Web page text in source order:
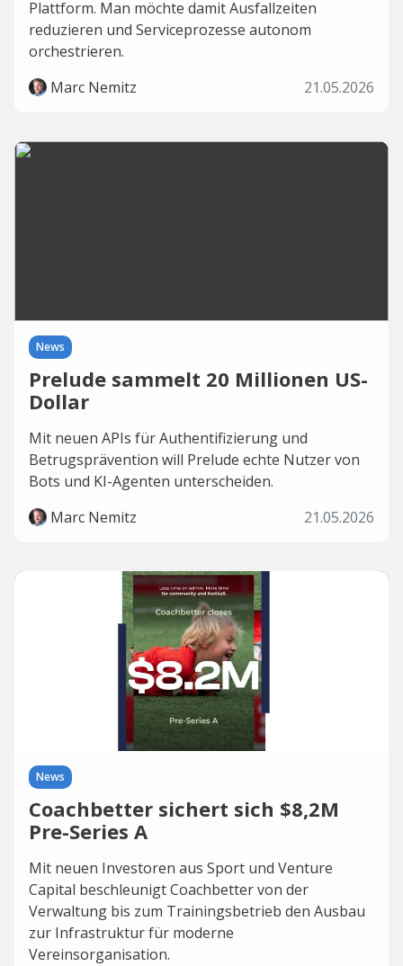
Plattform. Man möchte damit Ausfallzeiten
reduzieren und Serviceprozesse autonom
orchestrieren.
Marc Nemitz
21.05.2026
News
Prelude sammelt 20 Millionen US-
Dollar
Mit neuen APIs für Authentifizierung und
Betrugsprävention will Prelude echte Nutzer von
Bots und KI-Agenten unterscheiden.
Marc Nemitz
21.05.2026
News
Coachbetter sichert sich $8,2M
Pre-Series A
Mit neuen Investoren aus Sport und Venture
Capital beschleunigt Coachbetter von der
Verwaltung bis zum Trainingsbetrieb den Ausbau
zur Infrastruktur für moderne
Vereinsorganisation.